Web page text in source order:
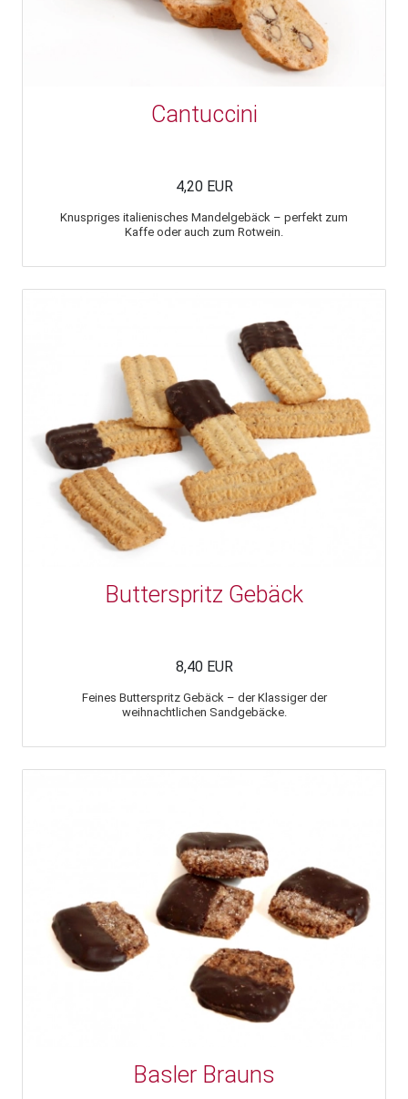
Cantuccini
4,20 EUR
Knuspriges italienisches Mandelgebäck – perfekt zum
Kaffe oder auch zum Rotwein.
Butterspritz Gebäck
8,40 EUR
Feines Butterspritz Gebäck – der Klassiger der
weihnachtlichen Sandgebäcke.
Basler Brauns